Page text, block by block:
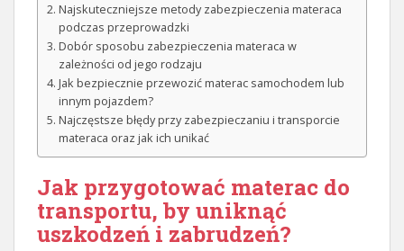
Najskuteczniejsze metody zabezpieczenia materaca
podczas przeprowadzki
Dobór sposobu zabezpieczenia materaca w
zależności od jego rodzaju
Jak bezpiecznie przewozić materac samochodem lub
innym pojazdem?
Najczęstsze błędy przy zabezpieczaniu i transporcie
materaca oraz jak ich unikać
Jak przygotować materac do
transportu, by uniknąć
uszkodzeń i zabrudzeń?